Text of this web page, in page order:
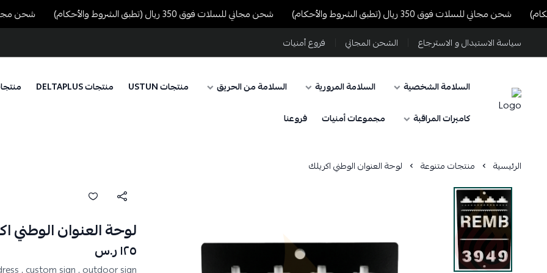
شحن مجاني للسلات فوق 350 ريال (تطبق الشروط والأحكام) شحن مجاني للسلات فوق 350 ريال (تطبق الشروط والأحكام) شحن مجاني للسلات فوق
سياسة الاستبدال و الاسترجاع الشحن المجاني فروع أمنيات
السلامة الشخصية السلامة المرورية السلامة من الحريق منتجات USTUN منتجات DELTAPLUS
كاميرات المراقبة
مجموعات أمنيات فروعنا
الرئيسية منتجات متنوعة لوحة العنوان الوطني اكريلك
لوحة العنوان الوطني
١٢٥ ر.س